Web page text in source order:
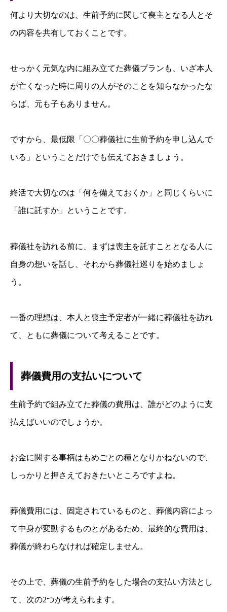
何より大切なのは、生前予約に関して喪主となる人とそ
の内容を共有しておくことです。
せっかく元気な内に組み立てた葬儀プランも、いざ本人
が亡くなった時に周りの人がそのことを知らなかったな
らば、元も子もありません。
ですから、最低限「〇〇葬儀社に生前予約を申し込んで
いる」ということだけでも伝えておきましょう。
終活で大切なのは「何を備えておくか」と同じくらいに
「誰に託すか」ということです。
葬儀社を訪れる前に、まずは喪主を託すこととなる人に
自身の想いを話し、それから葬儀社巡りを始めましょ
う。
一番の理想は、本人と喪主予定者が一緒に葬儀社を訪れ
て、ともに葬儀について考えることです。
葬儀費用の支払いについて
生前予約で組み立てた葬儀の費用は、誰がどのように支
払えばいいのでしょうか。
お金に関する事柄はもめごとの種となりかねないので、
しっかりと押さえておきたいところですよね。
葬儀費用には、固定されているものと、葬儀内容によっ
て中身が変動するものとがあるため、最終的な費用は、
葬儀が終わらなければ確定しません。
その上で、葬儀の生前予約をした場合の支払い方法とし
て、次の2つが考えられます。